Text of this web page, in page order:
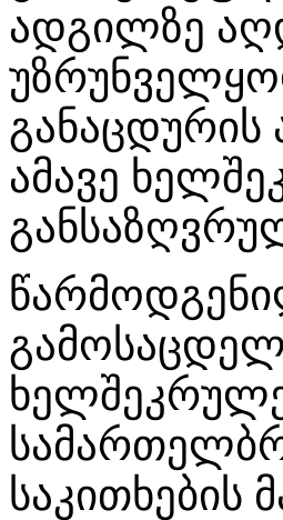
ადგილზე
განაცდურის
ამავე